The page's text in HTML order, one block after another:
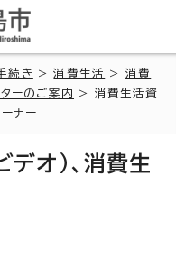
続き >消費生活 > 消費
ーのご案内
> 消費生活資
ナー
デオ）、消費生